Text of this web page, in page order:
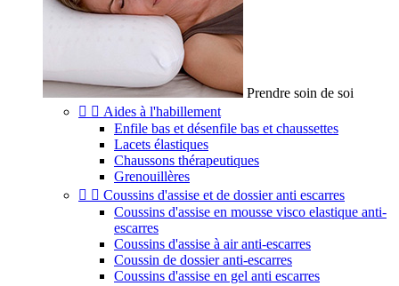
Prendre soin de soi
  Aides à l'habillement
Enfile bas et désenfile bas et chaussettes
Lacets élastiques
Chaussons thérapeutiques
Grenouillères
  Coussins d'assise et de dossier anti escarres
Coussins d'assise en mousse visco elastique anti-
escarres
Coussins d'assise à air anti-escarres
Coussin de dossier anti-escarres
Coussins d'assise en gel anti escarres